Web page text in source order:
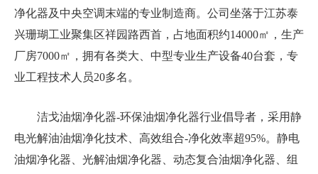
净化器及中央空调末端的专业制造商。公司坐落于江苏泰
兴珊瑚工业聚集区祥园路西首，占地面积约14000㎡，生产
厂房7000㎡，拥有各类大、中型专业生产设备40台套，专
业工程技术人员20多名。
洁戈油烟净化器-环保油烟净化器行业倡导者，采用静
电光解油油烟净化技术、高效组合-净化效率超95%。静电
油烟净化器、光解油烟净化器、动态复合油烟净化器、组